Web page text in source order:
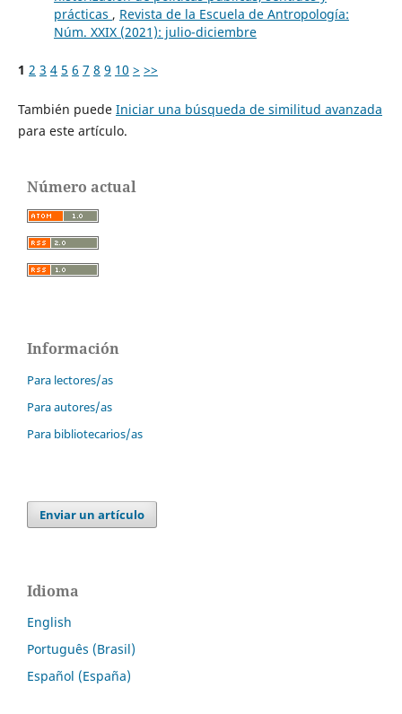
prácticas , Revista de la Escuela de Antropología:
Núm. XXIX (2021): julio-diciembre
1 2 3 4 5 6 7 8 9 10 > >>
También puede Iniciar una búsqueda de similitud avanzada
para este artículo.
Número actual
Información
Para lectores/as
Para autores/as
Para bibliotecarios/as
Enviar un artículo
Idioma
English
Português (Brasil)
Español (España)